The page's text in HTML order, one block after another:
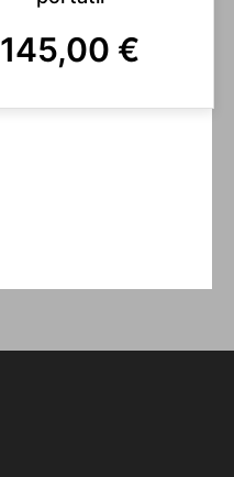
145,00 €